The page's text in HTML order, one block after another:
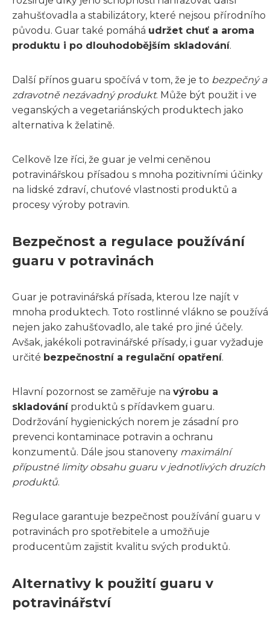
zahušťovadla a stabilizátory, které nejsou přírodního
původu. Guar také pomáhá udržet chuť a aroma
produktu i po dlouhodobějším skladování.
Další přínos guaru spočívá v tom, že je to bezpečný a
zdravotně nezávadný produkt. Může být použit i ve
veganských a vegetariánských produktech jako
alternativa k želatině.
Celkově lze říci, že guar je velmi ceněnou
potravinářskou přísadou s mnoha pozitivními účinky
na lidské zdraví, chuťové vlastnosti produktů a
procesy výroby potravin.
Bezpečnost a regulace používání
guaru v potravinách
Guar je potravinářská přísada, kterou lze najít v
mnoha produktech. Toto rostlinné vlákno se používá
nejen jako zahušťovadlo, ale také pro jiné účely.
Avšak, jakékoli potravinářské přísady, i guar vyžaduje
určité bezpečnostní a regulační opatření.
Hlavní pozornost se zaměřuje na výrobu a
skladováníproduktů s přídavkem guaru.
Dodržování hygienických norem je zásadní pro
prevenci kontaminace potravin a ochranu
konzumentů. Dále jsou stanoveny maximální
přípustné limity obsahu guaru v jednotlivých druzích
produktů.
Regulace garantuje bezpečnost používání guaru v
potravinách pro spotřebitele a umožňuje
producentům zajistit kvalitu svých produktů.
Alternativy k použití guaru v
potravinářství